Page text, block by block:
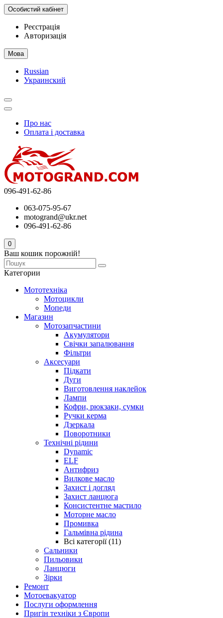
Особистий кабінет
Реєстрація
Авторизація
Мова
Russian
Украинский
Про нас
Оплата і доставка
096-491-62-86
063-075-95-67
motogrand@ukr.net
096-491-62-86
0
Ваш кошик порожній!
Категории
Мототехніка
Мотоцикли
Мопеди
Магазин
Мотозапчастини
Акумулятори
Свічки запалювання
Фільтри
Аксесуари
Підкати
Дуги
Виготовлення наклейок
Лампи
Кофри, рюкзаки, сумки
Ручки керма
Дзеркала
Поворотники
Технічні рідини
Dynamic
ELF
Антифриз
Вилкове масло
Захист і догляд
Захист ланцюга
Консистентне мастило
Моторне масло
Промивка
Гальмівна рідина
Всі категорії (11)
Сальники
Пильовики
Ланцюги
Зірки
Ремонт
Мотоевакуатор
Послуги оформлення
Пригін техніки з Європи